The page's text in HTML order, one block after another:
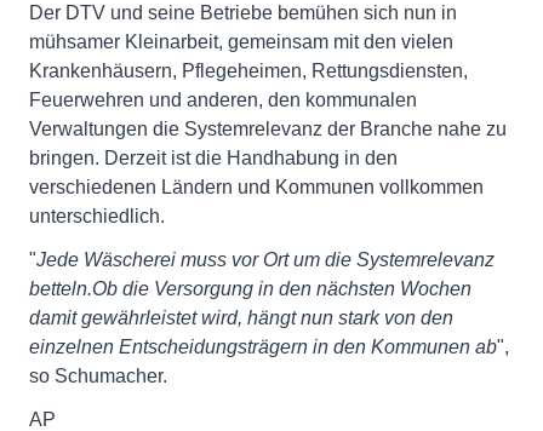
Der DTV und seine Betriebe bemühen sich nun in
mühsamer Kleinarbeit, gemeinsam mit den vielen
Krankenhäusern, Pflegeheimen, Rettungsdiensten,
Feuerwehren und anderen, den kommunalen
Verwaltungen die Systemrelevanz der Branche nahe zu
bringen. Derzeit ist die Handhabung in den
verschiedenen Ländern und Kommunen vollkommen
unterschiedlich.
"Jede Wäscherei muss vor Ort um die Systemrelevanz
betteln.Ob die Versorgung in den nächsten Wochen
damit gewährleistet wird, hängt nun stark von den
einzelnen Entscheidungsträgern in den Kommunen ab",
so Schumacher.
AP